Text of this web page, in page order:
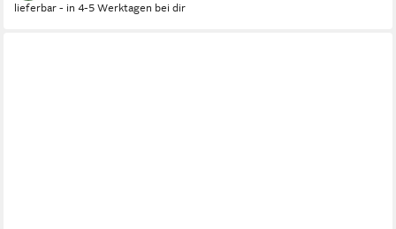
lieferbar - in 4-5 Werktagen bei dir